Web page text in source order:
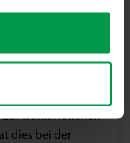
Fabrik hergestellt,
Ende die volle
zur frühkindlichen
dies bei der